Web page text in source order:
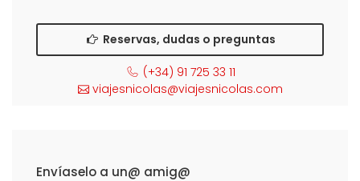
Reservas, dudas o preguntas
(+34) 91 725 33 11
viajesnicolas@viajesnicolas.com
Envíaselo a un@ amig@